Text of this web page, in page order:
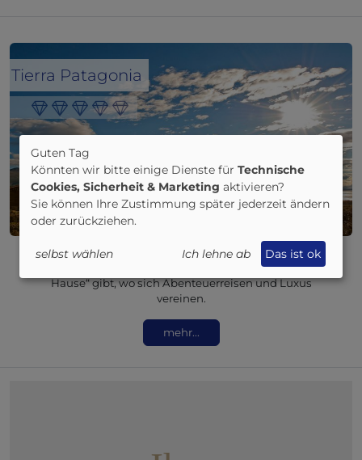
Tierra Patagonia
Das Tierra Patagonia ist eine Boutique-Lodge, die Ihnen
das Gefühl von einem echten „Zuhause fern von zu
Hause“ gibt, wo sich Abenteuerreisen und Luxus
vereinen.
mehr...
Guten Tag
Könnten wir bitte einige Dienste für Technische
Cookies, Sicherheit & Marketing aktivieren?
Sie können Ihre Zustimmung später jederzeit ändern
oder zurückziehen.
selbst wählen Ich lehne ab Das ist ok